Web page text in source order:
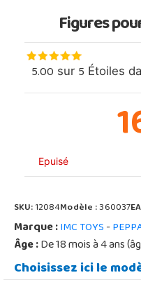
Figures
5.00 sur 5 Étoiles
Epuisé
SKU:12084Modèle :360037
Marque :IMC TOYS-
Âge :De 18 mois à 4 ans
Choisissez ici le